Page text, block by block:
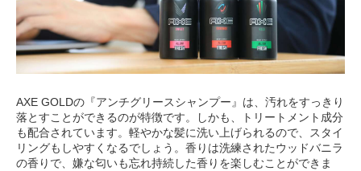
AXE GOLDの『アンチグリースシャンプー』は、汚れをすっきり
落とすことができるのが特徴です。しかも、トリートメント成分
も配合されています。軽やかな髪に洗い上げられるので、スタイ
リングもしやすくなるでしょう。香りは洗練されたウッドバニラ
の香りで、嫌な匂いも忘れ持続した香りを楽しむことができま